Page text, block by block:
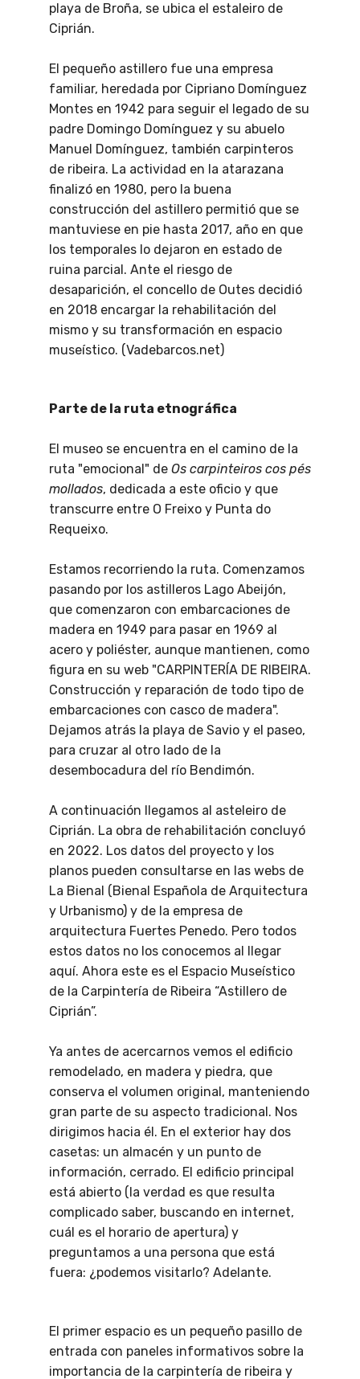
playa de Broña, se ubica el estaleiro de
Ciprián.
El pequeño astillero fue una empresa
familiar, heredada por Cipriano Domínguez
Montes en 1942 para seguir el legado de su
padre Domingo Domínguez y su abuelo
Manuel Domínguez, también carpinteros
de ribeira. La actividad en la atarazana
finalizó en 1980, pero la buena
construcción del astillero permitió que se
mantuviese en pie hasta 2017, año en que
los temporales lo dejaron en estado de
ruina parcial. Ante el riesgo de
desaparición, el concello de Outes decidió
en 2018 encargar la rehabilitación del
mismo y su transformación en espacio
museístico. (Vadebarcos.net)
Parte de la ruta etnográfica
El museo se encuentra en el camino de la
ruta "emocional" de Os carpinteiros cos pés
mollados, dedicada a este oficio y que
transcurre entre O Freixo y Punta do
Requeixo.
Estamos recorriendo la ruta. Comenzamos
pasando por los astilleros Lago Abeijón,
que comenzaron con embarcaciones de
madera en 1949 para pasar en 1969 al
acero y poliéster, aunque mantienen, como
figura en su web "CARPINTERÍA DE RIBEIRA.
Construcción y reparación de todo tipo de
embarcaciones con casco de madera".
Dejamos atrás la playa de Savio y el paseo,
para cruzar al otro lado de la
desembocadura del río Bendimón.
A continuación llegamos al asteleiro de
Ciprián. La obra de rehabilitación concluyó
en 2022. Los datos del proyecto y los
planos pueden consultarse en las webs de
La Bienal (Bienal Española de Arquitectura
y Urbanismo) y de la empresa de
arquitectura Fuertes Penedo. Pero todos
estos datos no los conocemos al llegar
aquí. Ahora este es el Espacio Museístico
de la Carpintería de Ribeira “Astillero de
Ciprián”.
Ya antes de acercarnos vemos el edificio
remodelado, en madera y piedra, que
conserva el volumen original, manteniendo
gran parte de su aspecto tradicional. Nos
dirigimos hacia él. En el exterior hay dos
casetas: un almacén y un punto de
información, cerrado. El edificio principal
está abierto (la verdad es que resulta
complicado saber, buscando en internet,
cuál es el horario de apertura) y
preguntamos a una persona que está
fuera: ¿podemos visitarlo? Adelante.
El primer espacio es un pequeño pasillo de
entrada con paneles informativos sobre la
importancia de la carpintería de ribeira y